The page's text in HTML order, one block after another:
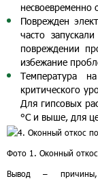
несвоевременно
Поврежден
часто
повреждении
избежание
Температура
критического
Для гипсовых
°C и выше, для
Фото 1. Оконный откос
Вывод – причины,